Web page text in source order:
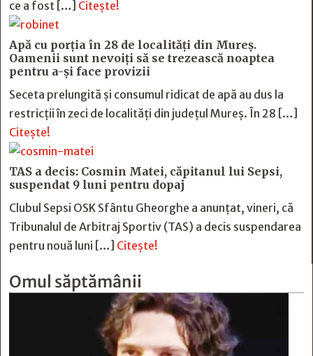
ce a fost […] Citește!
Apă cu porția în 28 de localități din Mureș.
Oamenii sunt nevoiți să se trezească noaptea
pentru a-și face provizii
Seceta prelungită și consumul ridicat de apă au dus la
restricții în zeci de localități din județul Mureș. În 28 […]
Citește!
TAS a decis: Cosmin Matei, căpitanul lui Sepsi,
suspendat 9 luni pentru dopaj
Clubul Sepsi OSK Sfântu Gheorghe a anunțat, vineri, că
Tribunalul de Arbitraj Sportiv (TAS) a decis suspendarea
pentru nouă luni […] Citește!
Omul săptămânii